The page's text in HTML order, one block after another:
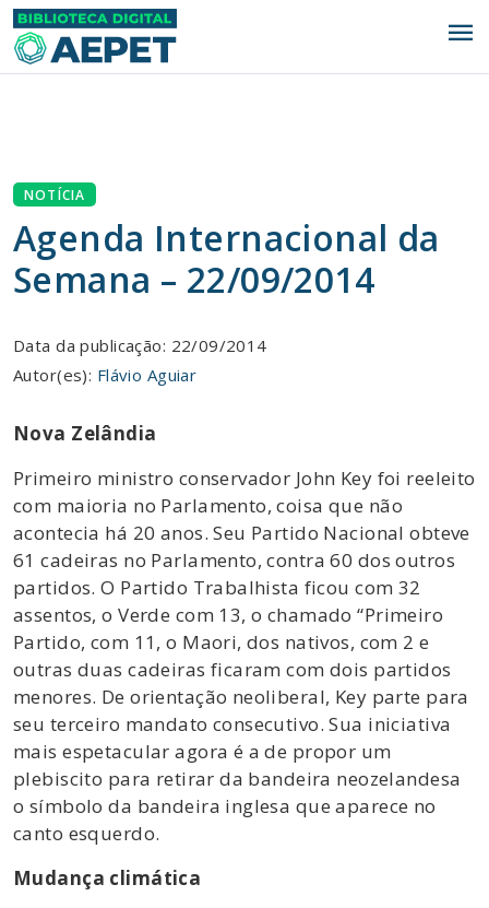
menu
NOTÍCIA
Agenda Internacional da
Semana – 22/09/2014
Data da publicação: 22/09/2014
Autor(es): Flávio Aguiar
Nova Zelândia
Primeiro ministro conservador John Key foi reeleito
com maioria no Parlamento, coisa que não
acontecia há 20 anos. Seu Partido Nacional obteve
61 cadeiras no Parlamento, contra 60 dos outros
partidos. O Partido Trabalhista ficou com 32
assentos, o Verde com 13, o chamado “Primeiro
Partido, com 11, o Maori, dos nativos, com 2 e
outras duas cadeiras ficaram com dois partidos
menores. De orientação neoliberal, Key parte para
seu terceiro mandato consecutivo. Sua iniciativa
mais espetacular agora é a de propor um
plebiscito para retirar da bandeira neozelandesa
o símbolo da bandeira inglesa que aparece no
canto esquerdo.
Mudança climática